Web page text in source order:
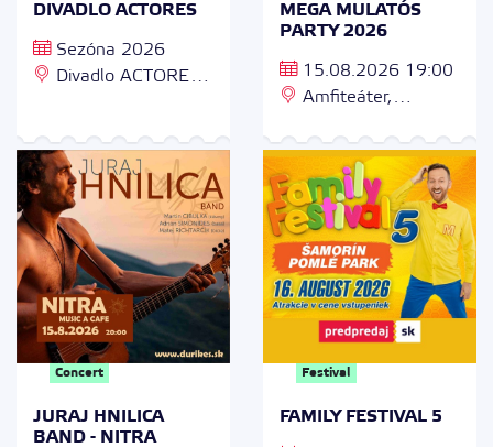
DIVADLO ACTORES
Sezóna 2026
Divadlo ACTORES,
MEGA MULATÓS
PARTY 2026
15.08.2026 19:00
Amfiteáter,
01 Rimavská Sobota
Concert
JURAJ HNILICA
BAND - NITRA
Festival
FAMILY FESTIVAL 5